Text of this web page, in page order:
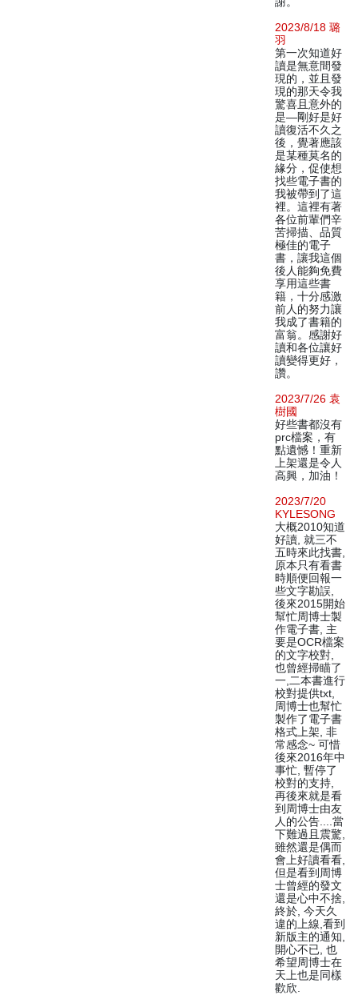
2023/8/18 璐
羽
第一次知道好
讀是無意間發
現的，並且發
現的那天令我
驚喜且意外的
是—剛好是好
讀復活不久之
後，覺著應該
是某種莫名的
緣分，促使想
找些電子書的
我被帶到了這
裡。這裡有著
各位前輩們辛
苦掃描、品質
極佳的電子
書，讓我這個
後人能夠免費
享用這些書
籍，十分感激
前人的努力讓
我成了書籍的
富翁。感謝好
讀和各位讓好
讀變得更好，
讚。
2023/7/26 袁
樹國
好些書都沒有
prc檔案，有
點遺憾！重新
上架還是令人
高興，加油！
2023/7/20
KYLESONG
大概2010知道
好讀, 就三不
五時來此找書,
原本只有看書
時順便回報一
些文字勘誤,
後來2015開始
幫忙周博士製
作電子書, 主
要是OCR檔案
的文字校對,
也曾經掃瞄了
一,二本書進行
校對提供txt,
周博士也幫忙
製作了電子書
格式上架, 非
常感念~ 可惜
後來2016年中
事忙, 暫停了
校對的支持,
再後來就是看
到周博士由友
人的公告....當
下難過且震驚,
雖然還是偶而
會上好讀看看,
但是看到周博
士曾經的發文
還是心中不捨,
終於, 今天久
違的上線,看到
新版主的通知,
開心不已, 也
希望周博士在
天上也是同樣
歡欣.